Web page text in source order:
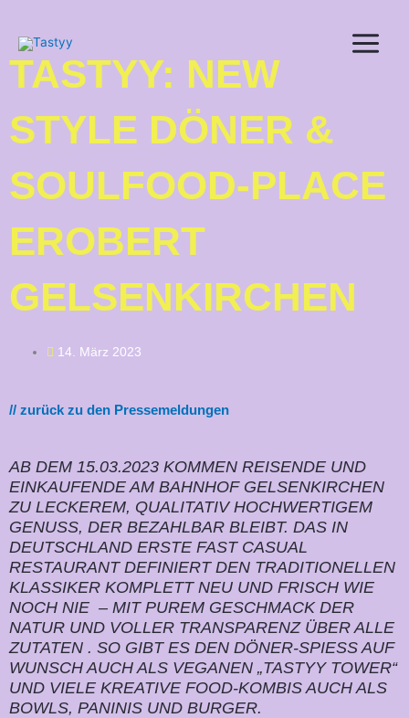
springen
TASTYY: NEW
STYLE DÖNER &
SOULFOOD-PLACE
EROBERT
GELSENKIRCHEN
14. März 2023
// zurück zu den Pressemeldungen
AB DEM 15.03.2023 KOMMEN REISENDE UND
EINKAUFENDE AM BAHNHOF GELSENKIRCHEN
ZU LECKEREM, QUALITATIV HOCHWERTIGEM
GENUSS, DER BEZAHLBAR BLEIBT. DAS IN
DEUTSCHLAND ERSTE FAST CASUAL
RESTAURANT DEFINIERT DEN TRADITIONELLEN
KLASSIKER KOMPLETT NEU UND FRISCH WIE
NOCH NIE – MIT PUREM GESCHMACK DER
NATUR UND VOLLER TRANSPARENZ ÜBER ALLE
ZUTATEN . SO GIBT ES DEN DÖNER-SPIESS AUF
WUNSCH AUCH ALS VEGANEN „TASTYY TOWER“
UND VIELE KREATIVE FOOD-KOMBIS AUCH ALS
BOWLS, PANINIS UND BURGER.